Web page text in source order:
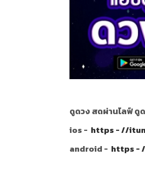
ดูดวง สดผ่านไลฟ์
ios - https - //
android - https -